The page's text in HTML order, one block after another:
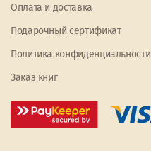
Оплата и доставка
Подарочный сертификат
Политика конфиденциальности
Заказ книг